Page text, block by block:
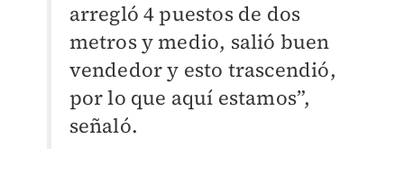
arregló 4 puestos de dos
metros y medio, salió buen
vendedor y esto trascendió,
por lo que aquí estamos”,
señaló.